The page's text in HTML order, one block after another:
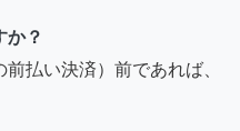
か？
払い決済）前であれば、